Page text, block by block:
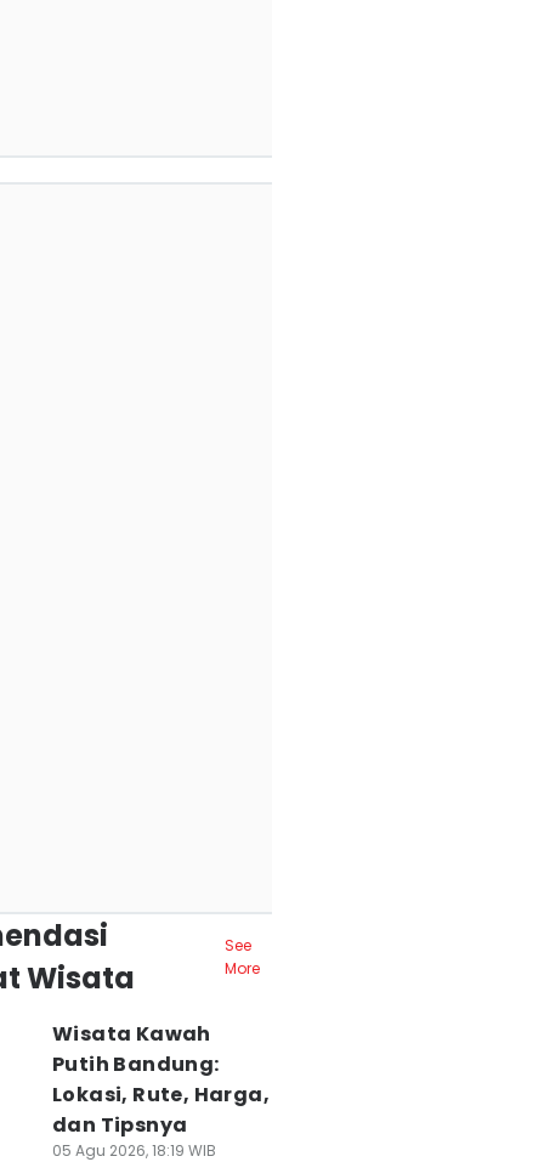
Wisata
See
More
Wisata Kawah
Putih Bandung:
Lokasi, Rute, Harga,
dan Tipsnya
05 Agu 2026, 18:19 WIB